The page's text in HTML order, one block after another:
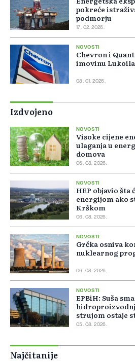
pokreće
podmorju
17. 02. 2026.
NOVOSTI
Chevron i
imovinu Lukoila
08. 01. 2026.
Izdvojeno
NOVOSTI
Visoke cijene
ulaganja u
domova
06. 08. 2026.
NOVOSTI
HEP objavio
energijom ako
Krškom
06. 08. 2026.
NOVOSTI
Grčka osniva
nuklearnog
06. 08. 2026.
NOVOSTI
EPBiH: Suša
strujom ostaje
05. 08. 2026.
Najčitanije